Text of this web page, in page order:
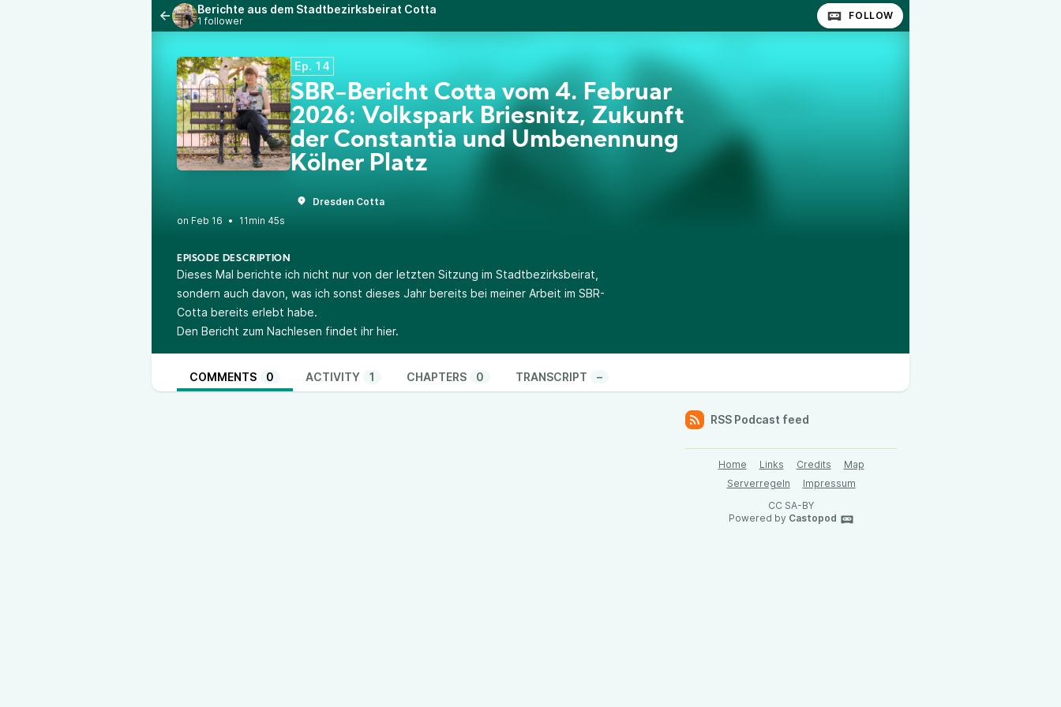
Berichte aus dem Stadtbezirksbeirat Cotta
1 follower FOLLOW
Ep. 14
SBR-Bericht Cotta vom 4. Februar
2026: Volkspark Briesnitz, Zukunft
der Constantia und Umbenennung
Kölner Platz
Dresden Cotta
•
11min 45s
EPISODE DESCRIPTION
Dieses Mal berichte ich nicht nur von der letzten Sitzung im Stadtbezirksbeirat,
sondern auch davon, was ich sonst dieses Jahr bereits bei meiner Arbeit im SBR-
Cotta bereits erlebt habe.
Den Bericht zum Nachlesen findet ihr hier.
COMMENTS 0 ACTIVITY 1 CHAPTERS 0 TRANSCRIPT –
RSS Podcast feed
Home Links Credits
Map
Serverregeln
Impressum
CC SA-BY
Powered by Castopod